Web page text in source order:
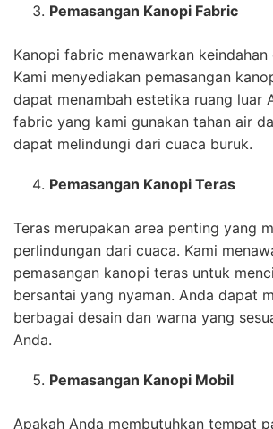
Pemasangan Kanopi Fabric
Kanopi fabric menawarkan
Kami menyediakan pemasangan
dapat menambah estetika ruang luar
fabric yang kami gunakan tahan air
dapat melindungi dari cuaca buruk.
Pemasangan Kanopi Teras
Teras merupakan area penting yang
perlindungan dari cuaca. Kami
pemasangan kanopi teras untuk
bersantai yang nyaman. Anda dapat
berbagai desain dan warna yang
Anda.
Pemasangan Kanopi Mobil
Apakah Anda membutuhkan tempat